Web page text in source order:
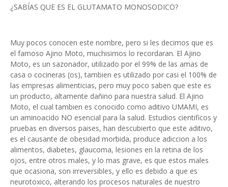
¿SABÍAS QUE ES EL GLUTAMATO MONOSODICO?
Muy pocos conocen este nombre, pero si les decimos que es
el famoso Ajino Moto, muchisimos lo recordaran. El Ajino
Moto, es un sazonador, utilizado por el 99% de las amas de
casa o cocineras (os), tambien es utilizado por casi el 100% de
las empresas alimenticias, pero muy poco saben que este es
un producto, altamente dañino para nuestra salud. El Ajino
Moto, el cual tambien es conocido como aditivo UMAMI, es
un aminoacido NO esencial para la salud. Estudios cientificos y
pruebas en diversos paises, han descubierto que este aditivo,
es el causante de obesidad morbida, produce adiccion a los
alimentos, diabetes, glaucoma, lesiones en la retina de los
ojos, entre otros males, y lo mas grave, es que estos males
que ocasiona, son irreversibles, y ello es debido a que es
neurotoxico, alterando los procesos naturales de nuestro